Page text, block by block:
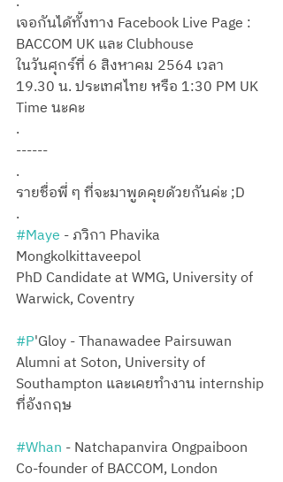
เจอกันได้ทั้งทาง Facebook Live Page :
BACCOM UK และ Clubhouse
ในวันศุกร์ที่ 6 สิงหาคม 2564 เวลา
19.30 น. ประเทศไทย หรือ 1:30 PM UK
Time นะคะ
.
------
.
รายชื่อพี่ ๆ ที่จะมาพูดคุยด้วยกันค่ะ ;D
.
#Maye - ภวิกา Phavika
Mongkolkittaveepol
PhD Candidate at WMG, University of
Warwick, Coventry
#P'Gloy - Thanawadee Pairsuwan
Alumni at Soton, University of
Southampton และเคยทำงาน internship
ที่อังกฤษ
#Whan - Natchapanvira Ongpaiboon
Co-founder of BACCOM, London